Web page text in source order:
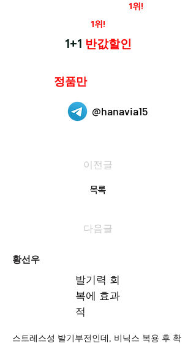
1위!
1위!
1+1 반값할인
정품만
@hanavia15
이전글
목록
다음글
황선우
발기력 회
복에 효과
적
스트레스성 발기부전인데, 비닉스 복용 후 확